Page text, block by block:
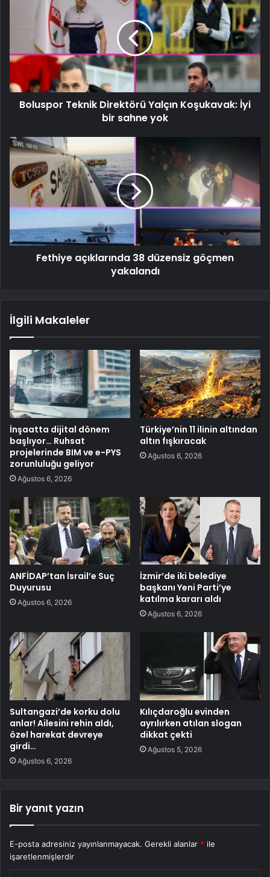
Boluspor Teknik Direktörü Yalçın Koşukavak: İyi
bir sahne yok
Fethiye açıklarında 38 düzensiz göçmen
yakalandı
İlgili Makaleler
İnşaatta dijital dönem
başlıyor… Ruhsat
projelerinde BIM ve e-PYS
zorunluluğu geliyor
Ağustos 6, 2026
Türkiye’nin 11 ilinin altından
altın fışkıracak
Ağustos 6, 2026
ANFİDAP’tan İsrail’e Suç
Duyurusu
Ağustos 6, 2026
İzmir’de iki belediye
başkanı Yeni Parti’ye
katılma kararı aldı
Ağustos 6, 2026
Sultangazi’de korku dolu
anlar! Ailesini rehin aldı,
özel harekat devreye
girdi…
Ağustos 6, 2026
Kılıçdaroğlu evinden
ayrılırken atılan slogan
dikkat çekti
Ağustos 5, 2026
Bir yanıt yazın
E-posta adresiniz yayınlanmayacak. Gerekli alanlar * ile
işaretlenmişlerdir